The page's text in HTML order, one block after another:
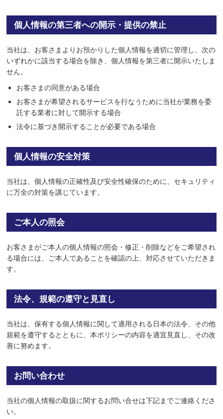
個人情報の第三者への開示・提供の禁止
当社は、お客さまよりお預かりした個人情報を適切に管理し、次の
いずれかに該当する場合を除き、個人情報を第三者に開示いたしま
せん。
お客さまの同意がある場合
お客さまが希望されるサービスを行なうために当社が業務を委
託する業者に対して開示する場合
法令に基づき開示することが必要である場合
個人情報の安全対策
当社は、個人情報の正確性及び安全性確保のために、セキュリティ
に万全の対策を講じています。
ご本人の照会
お客さまがご本人の個人情報の照会・修正・削除などをご希望され
る場合には、ご本人であることを確認の上、対応させていただきま
す。
法令、規範の遵守と見直し
当社は、保有する個人情報に関して適用される日本の法令、その他
規範を遵守するとともに、本ポリシーの内容を適宜見直し、その改
善に努めます。
お問い合わせ
当社の個人情報の取扱に関するお問い合せは下記までご連絡くださ
い。